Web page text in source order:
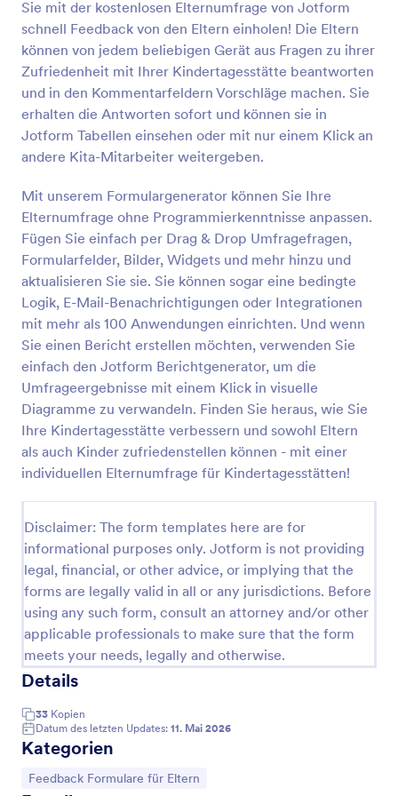
Sie mit der kostenlosen Elternumfrage von Jotform
schnell Feedback von den Eltern einholen! Die Eltern
können von jedem beliebigen Gerät aus Fragen zu ihrer
Zufriedenheit mit Ihrer Kindertagesstätte beantworten
und in den Kommentarfeldern Vorschläge machen. Sie
erhalten die Antworten sofort und können sie in
Jotform Tabellen einsehen oder mit nur einem Klick an
andere Kita-Mitarbeiter weitergeben.
Mit unserem Formulargenerator können Sie Ihre
Elternumfrage ohne Programmierkenntnisse anpassen.
Fügen Sie einfach per Drag & Drop Umfragefragen,
Formularfelder, Bilder, Widgets und mehr hinzu und
aktualisieren Sie sie. Sie können sogar eine bedingte
Logik, E-Mail-Benachrichtigungen oder Integrationen
mit mehr als 100 Anwendungen einrichten. Und wenn
Sie einen Bericht erstellen möchten, verwenden Sie
einfach den Jotform Berichtgenerator, um die
Umfrageergebnisse mit einem Klick in visuelle
Diagramme zu verwandeln. Finden Sie heraus, wie Sie
Ihre Kindertagesstätte verbessern und sowohl Eltern
als auch Kinder zufriedenstellen können - mit einer
individuellen Elternumfrage für Kindertagesstätten!
Disclaimer: The form templates here are for
informational purposes only. Jotform is not providing
legal, financial, or other advice, or implying that the
forms are legally valid in all or any jurisdictions. Before
using any such form, consult an attorney and/or other
applicable professionals to make sure that the form
meets your needs, legally and otherwise.
Details
33 Kopien
Datum des letzten Updates: 11. Mai 2026
Kategorien
Zur Kategorie:
Feedback Formulare für Eltern
Vorschau
Elternumfrage Für Kindertagesstätten
Wenn Sie eine Kindertagesstätte betreiben, können
Sie mit der kostenlosen Elternumfrage von Jotform
Eltern können von jedem beliebigen Gerät aus
Fragen zu ihrer Zufriedenheit mit Ihrer
Kindertagesstätte beantworten und in den
Kommentarfeldern Vorschläge machen. Sie erhalten
die Antworten sofort und können sie in Jotform
Tabellen einsehen oder mit nur einem Klick an
andere Kita-Mitarbeiter weitergeben.Mit unserem
Formulargenerator können Sie Ihre Elternumfrage
ohne Programmierkenntnisse anpassen. Fügen Sie
einfach per Drag & Drop Umfragefragen,
Formularfelder, Bilder, Widgets und mehr hinzu und
Logik, E-Mail-Benachrichtigungen oder
Integrationen mit mehr als 100 Anwendungen
einrichten. Und wenn Sie einen Bericht erstellen
möchten, verwenden Sie einfach den Jotform
Go to Category:
Feedback Formulare für Eltern
Vorlage verwenden
Vorschau